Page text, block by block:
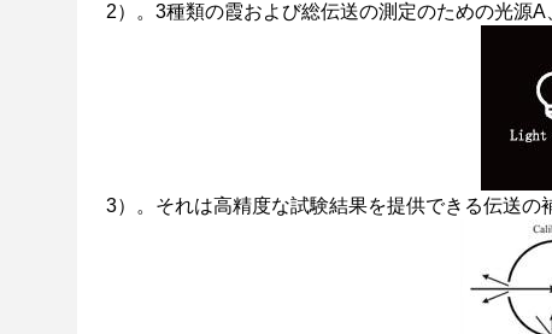
2）。3種類の霞および総伝送の測定のための光源A
3）。それは高精度な試験結果を提供できる伝送の